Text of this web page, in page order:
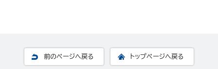
前のページへ戻る トップページへ戻る